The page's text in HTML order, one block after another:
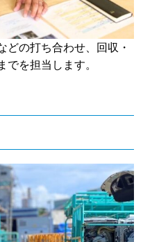
どの打ち合わせ、回収・
でを担当します。